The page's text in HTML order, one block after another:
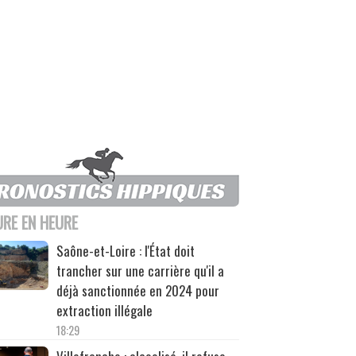
EN HEURE
Saône-et-Loire : l'État doit
trancher sur une carrière qu'il a
déjà sanctionnée en 2024 pour
extraction illégale
18:29